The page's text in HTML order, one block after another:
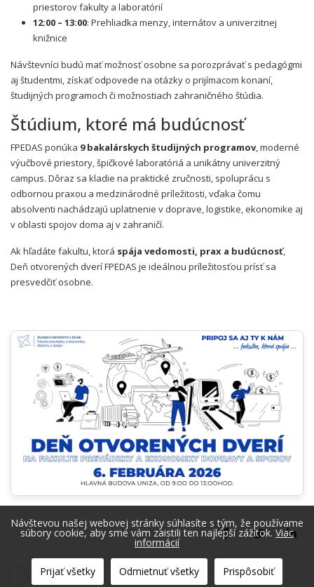
priestorov fakulty a laboratórií
12:00 – 13:00: Prehliadka menzy, internátov a univerzitnej
knižnice
Návštevníci budú mať možnosť osobne sa porozprávať s pedagógmi
aj študentmi, získať odpovede na otázky o prijímacom konaní,
študijných programoch či možnostiach zahraničného štúdia.
Štúdium, ktoré má budúcnosť
FPEDAS ponúka 9 bakalárskych študijných programov, moderné
výučbové priestory, špičkové laboratóriá a unikátny univerzitný
campus. Dôraz sa kladie na praktické zručnosti, spoluprácu s
odbornou praxou a medzinárodné príležitosti, vďaka čomu
absolventi nachádzajú uplatnenie v doprave, logistike, ekonomike aj
v oblasti spojov doma aj v zahraničí.
Ak hľadáte fakultu, ktorá spája vedomosti, prax a budúcnosť,
Deň otvorených dverí FPEDAS je ideálnou príležitosťou prísť sa
presvedčiť osobne.
Návštevou našej webovej stránky súhlasíte s tým, že používame
súbory cookie, aby sme vám zaistili ten najlepší zážitok. Viac
informácií
Prijať všetky Odmietnuť všetky Prispôsobiť